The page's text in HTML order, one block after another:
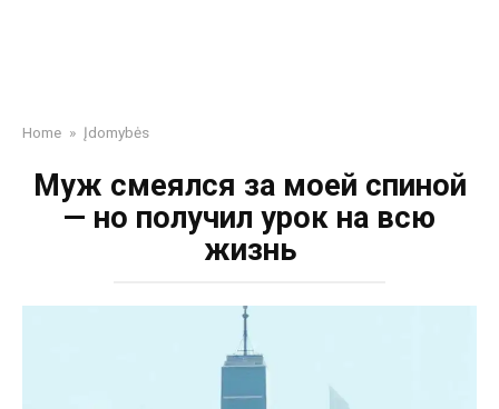
Home » Įdomybės
Муж смеялся за моей спиной
— но получил урок на всю
жизнь